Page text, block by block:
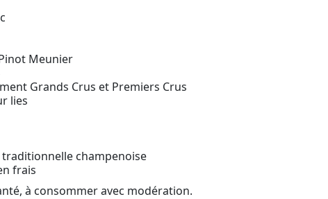
Meunier
Grands Crus et Premiers Crus
lies
champenoise
frais
à consommer avec modération.